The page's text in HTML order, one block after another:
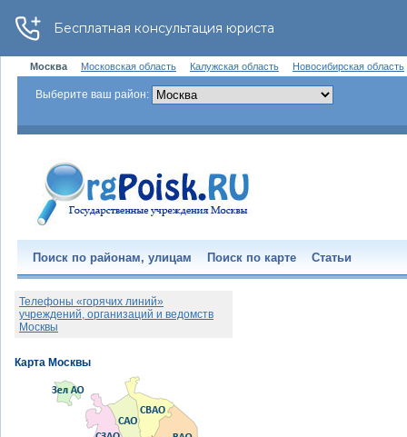
Москва Московская область Калужская область Новосибирская область
Выберите ваш район:
Поиск по районам, улицам Поиск по карте Статьи
Телефоны «горячих линий»
учреждений, организаций и ведомств
Москвы